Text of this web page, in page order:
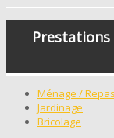
Ménage /
Jardinage
Bricolage